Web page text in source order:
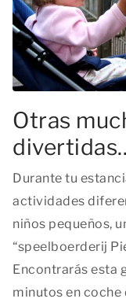
Otras
Durante tu
actividades
niños pequeños,
“speelboerderij
Encontrarás esta
minutos en coche